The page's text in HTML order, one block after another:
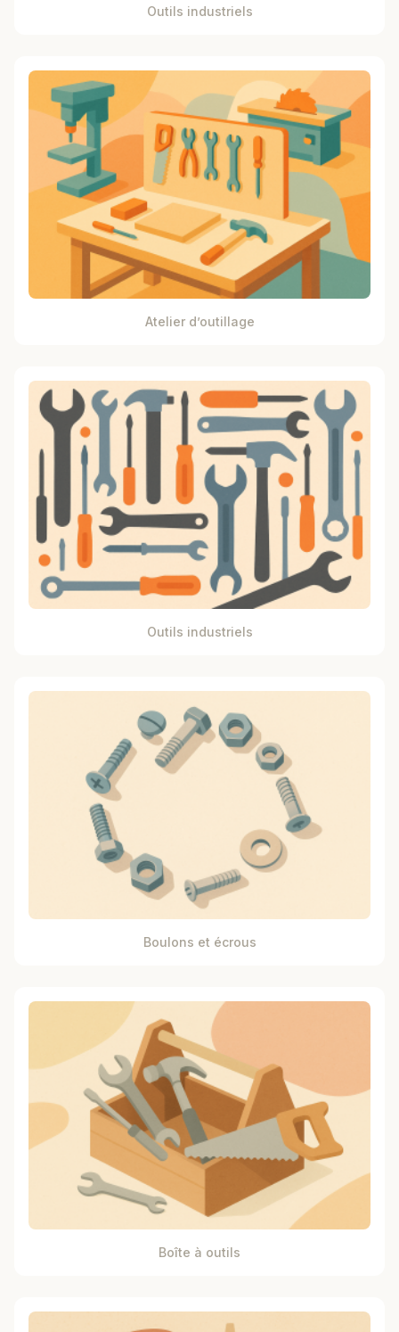
Outils industriels
Atelier d’outillage
Outils industriels
Boulons et écrous
Boîte à outils